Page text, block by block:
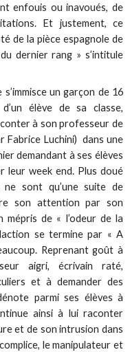
enfouis ou inavoués, de
Et justement, ce
de la pièce espagnole de
dernier rang » s’intitule
un garçon de 16
élève de sa classe,
à son professeur de
Fabrice Luchini) dans une
demandant à ses élèves
leur week end. Plus doué
sont qu’une suite de
son attention par son
mépris de « l’odeur de la
se termine par « A
Reprenant goût à
aigri, écrivain raté,
et à demander des
parmi ses élèves à
ainsi à lui raconter
et de son intrusion dans
le manipulateur et